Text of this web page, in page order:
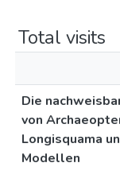
Total visits
Die
von
Longisquama
Modellen